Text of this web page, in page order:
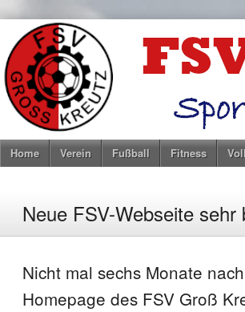
Home Verein Fußball Fitness
Neue FSV-Webseite sehr
Nicht mal sechs Monate
Homepage des FSV Groß